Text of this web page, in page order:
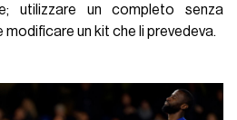
utilizzare un completo senza
un kit che li prevedeva.